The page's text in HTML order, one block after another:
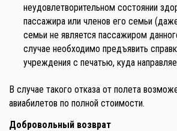
неудовлетворительном состоянии
пассажира или членов его семьи
семьи не является пассажиром
случае необходимо предъявить
учреждения с печатью, куда
В случае такого отказа от полета
авиабилетов по полной стоимости.
Добровольный возврат